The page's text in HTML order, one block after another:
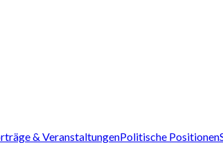
& VeranstaltungenPolitische Positionen